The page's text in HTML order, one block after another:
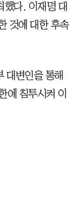
했다. 이재명 대
것에 대한 후속
대변인을 통해
에 침투시켜 이